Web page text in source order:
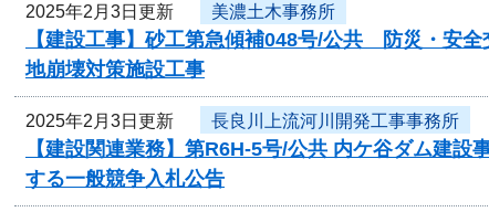
2025年2月3日更新 美濃土木事務所
【建設工事】砂工第急傾補048号/公共 防災・安
地崩壊対策施設工事
2025年2月3日更新 長良川上流河川開発工事事務所
【建設関連業務】第R6H-5号/公共 内ケ谷ダム建
する一般競争入札公告